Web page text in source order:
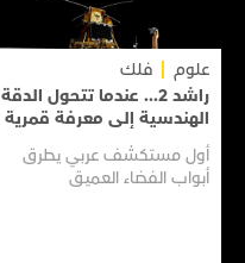
علوم
فلك
راشد 2... عندما تتحول الدقة
الهندسية إلى معرفة قمرية
أول مستكشف عربي يطرق
أبواب الفضاء العميق